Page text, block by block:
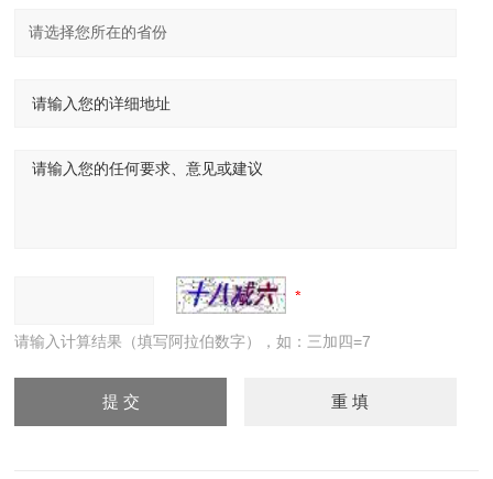
请输入计算结果（填写阿拉伯数字），如：三加四=7